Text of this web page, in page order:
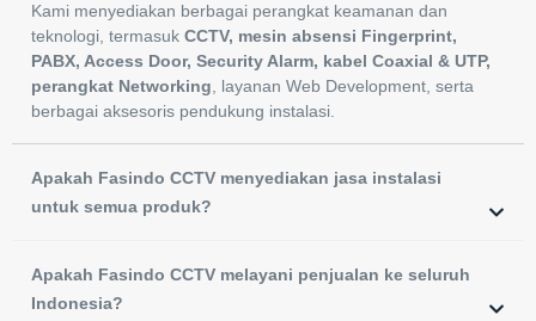
Kami menyediakan berbagai perangkat keamanan dan
teknologi, termasuk CCTV, mesin absensi Fingerprint,
PABX, Access Door, Security Alarm, kabel Coaxial & UTP,
perangkat Networking , layanan Web Development, serta
berbagai aksesoris pendukung instalasi.
Apakah Fasindo CCTV menyediakan jasa instalasi
untuk semua produk?
Apakah Fasindo CCTV melayani penjualan ke seluruh
Indonesia?